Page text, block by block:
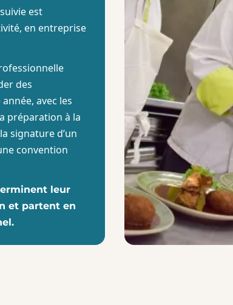
est
en entreprise
des
avec les
préparation à la
signature d’un
convention
leur
et partent en